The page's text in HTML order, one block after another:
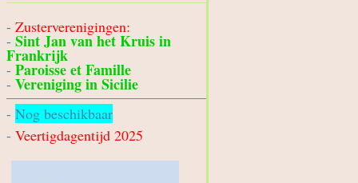
- Zusterverenigingen:
- Sint Jan van het Kruis in
Frankrijk
- Paroisse et Famille
- Vereniging in Sicilie
- Nog beschikbaar
- Veertigdagentijd 2025